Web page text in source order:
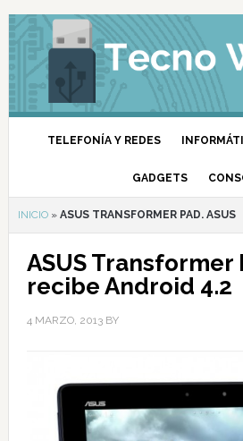
TELEFONÍA Y REDES
GADGETS
INICIO» ASUS TRANSFORMER PAD. ASUS
ASUS Transformer
recibe Android 4.2
4 MARZO, 2013BY